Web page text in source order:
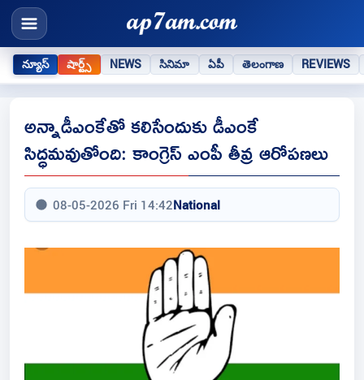
న్యూస్ షార్ట్స్ NEWS సినిమా ఏపీ తెలంగాణ REVIEWS
అన్నాడీఎంకేతో కలిసేందుకు డీఎంకే
సిద్ధమవుతోంది: కాంగ్రెస్ ఎంపీ తీవ్ర ఆరోపణలు
08-05-2026 Fri 14:42National